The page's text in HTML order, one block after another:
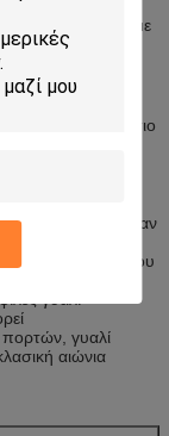
ή ταιριάξτε με
καθιστικό, δωμάτιο
πόρτες του
γυαλιού, που ήταν
πρότυπο,
του σχεδιαστή του
καλά
γυαλί
γυαλί
αιώνια